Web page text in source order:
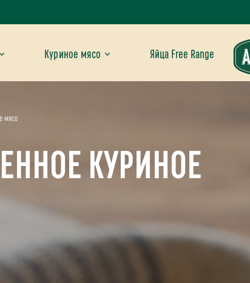
Куриное мясо Яйца Free Range
мясо
КУРИНОЕ